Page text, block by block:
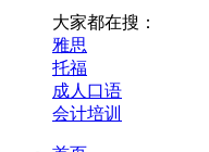
大家都在搜：
雅思
托福
成人口语
会计培训